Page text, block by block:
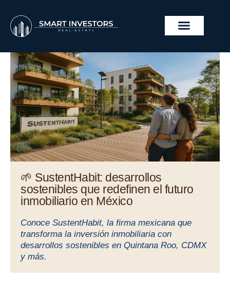
contenido
🌱 SustentHabit: desarrollos
sostenibles que redefinen el futuro
inmobiliario en México
Conoce SustentHabit, la firma mexicana que
transforma la inversión inmobiliaria con
desarrollos sostenibles en Quintana Roo, CDMX
y más.